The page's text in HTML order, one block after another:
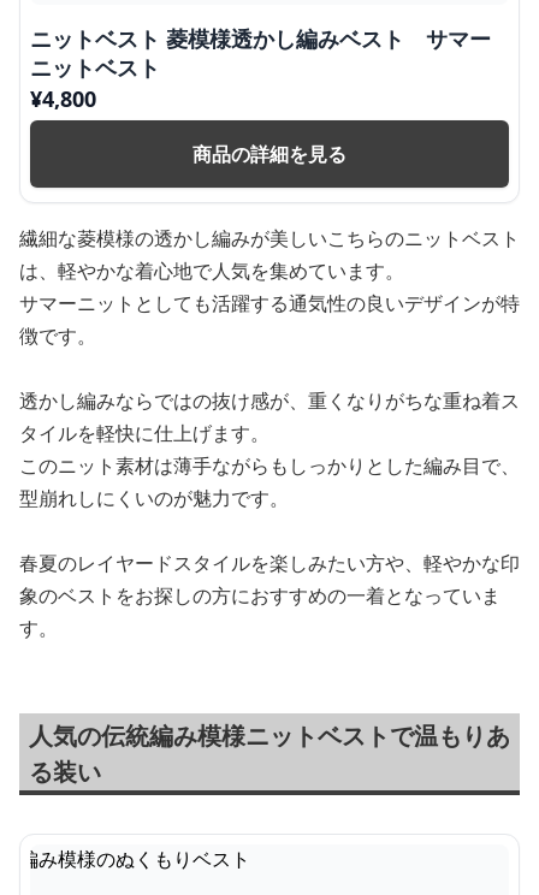
ニットベスト 菱模様透かし編みベスト サマー
ニットベスト
¥4,800
商品の詳細を見る
繊細な菱模様の透かし編みが美しいこちらのニットベスト
は、軽やかな着心地で人気を集めています。
サマーニットとしても活躍する通気性の良いデザインが特
徴です。
透かし編みならではの抜け感が、重くなりがちな重ね着ス
タイルを軽快に仕上げます。
このニット素材は薄手ながらもしっかりとした編み目で、
型崩れしにくいのが魅力です。
春夏のレイヤードスタイルを楽しみたい方や、軽やかな印
象のベストをお探しの方におすすめの一着となっていま
す。
人気の伝統編み模様ニットベストで温もりあ
る装い